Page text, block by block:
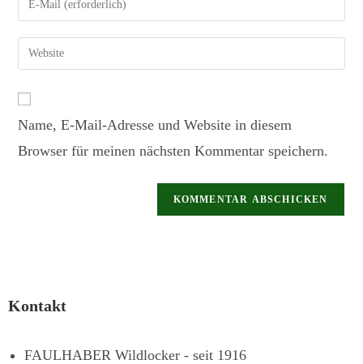
Name, E-Mail-Adresse und Website in diesem
Browser für meinen nächsten Kommentar speichern.
Kontakt
FAULHABER Wildlocker - seit 1916